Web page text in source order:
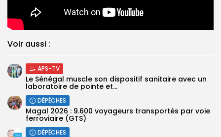
Voir aussi :
APS-TV
Le Sénégal muscle son dispositif sanitaire avec un
laboratoire de pointe et...
DÉPÊCHES
Magal 2026 : 9.600 voyageurs transportés par voie
ferroviaire (GTS)
DÉPÊCHES